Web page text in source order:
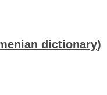
dictionary)